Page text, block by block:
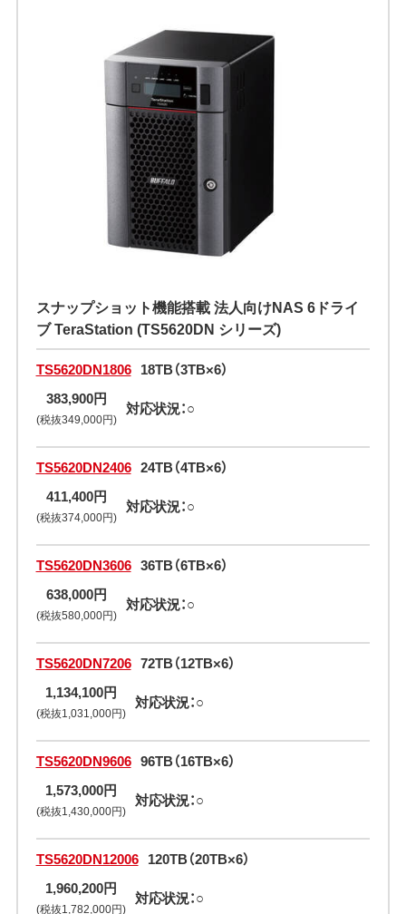
スナップショット機能搭載 法人向けNAS 6ドライ
ブ TeraStation (TS5620DN シリーズ)
TS5620DN1806 18TB（3TB×6）
383,900円
(税抜349,000円)
対応状況：○
TS5620DN2406 24TB（4TB×6）
411,400円
(税抜374,000円)
対応状況：○
TS5620DN3606 36TB（6TB×6）
638,000円
(税抜580,000円)
対応状況：○
TS5620DN7206 72TB（12TB×6）
1,134,100円
(税抜1,031,000円)
対応状況：○
TS5620DN9606 96TB（16TB×6）
1,573,000円
(税抜1,430,000円)
対応状況：○
TS5620DN12006 120TB（20TB×6）
1,960,200円
(税抜1,782,000円)
対応状況：○